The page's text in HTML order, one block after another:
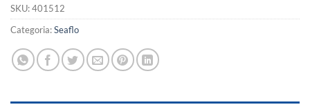
SKU:401512
Categoria:Seaflo